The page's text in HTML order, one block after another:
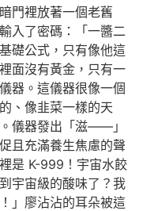
門裡放著一個老舊
入了密碼：「一醬二
礎公式，只有像他這
面沒有黃金，只有一
器。這儀器很像一個
、像韭菜一樣的天
儀器發出「滋——」
且充滿養生焦慮的聲
是 K-999！宇宙水餃
宇宙級的酸味了？我
」廖沾沾的耳朵被這